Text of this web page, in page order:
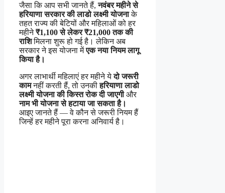
जैसा कि आप सभी जानते हैं,नवंबर महीने से
हरियाणा सरकार की लाडो लक्ष्मी योजनाके
तहत राज्य की बेटियों और महिलाओं को हर
महीने₹1,100 से लेकर ₹21,000 तक की
राशिमिलना शुरू हो गई है। लेकिन अब
सरकार ने इस योजना मेंएक नया नियम लागू
किया है।
अगर लाभार्थी महिलाएं हर महीने येदो जरूरी
कामनहीं करती हैं, तो उनकीहरियाणा लाडो
लक्ष्मी योजना की किस्त रोक दी जाएगीऔर
नाम भी योजना से हटाया जा सकता है।
आइए जानते हैं — वे कौन से जरूरी नियम हैं
जिन्हें हर महीने पूरा करना अनिवार्य है।